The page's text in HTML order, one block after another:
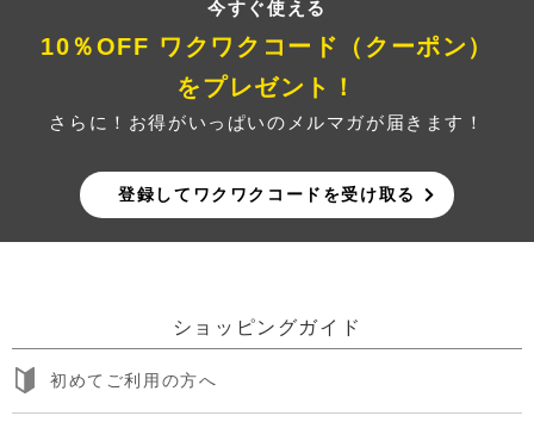
今すぐ使える
10％OFF ワクワクコード（クーポン）
をプレゼント！
さらに！お得がいっぱいのメルマガが届きます！
登録してワクワクコードを受け取る
ショッピングガイド
初めてご利用の方へ